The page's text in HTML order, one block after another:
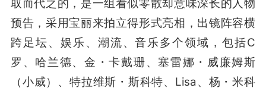
取而代之的，是一组看似零散却意味深长的人物
预告，采用宝丽来拍立得形式亮相，出镜阵容横
跨足坛、娱乐、潮流、音乐多个领域，包括C
罗、哈兰德、金・卡戴珊、塞雷娜・威廉姆斯
（小威）、特拉维斯・斯科特、Lisa、杨・米科